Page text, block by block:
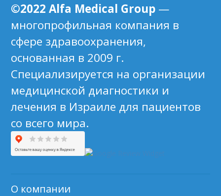
©2022 Alfa Medical Group —
многопрофильная компания в
сфере здравоохранения,
основанная в 2009 г.
Специализируется на организации
медицинской диагностики и
лечения в Израиле для пациентов
со всего мира.
О компании